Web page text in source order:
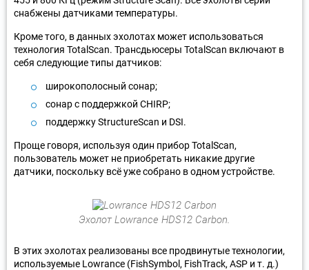
снабжены датчиками температуры.
Кроме того, в данных эхолотах может использоваться
технология TotalScan. Трансдьюсеры TotalScan включают в
себя следующие типы датчиков:
широкополосный сонар;
сонар с поддержкой CHIRP;
поддержку StructureScan и DSI.
Проще говоря, используя один прибор TotalScan,
пользователь может не приобретать никакие другие
датчики, поскольку всё уже собрано в одном устройстве.
Эхолот Lowrance HDS12 Сarbon.
В этих эхолотах реализованы все продвинутые технологии,
используемые Lowrance (FishSymbol, FishTrack, ASP и т. д.)